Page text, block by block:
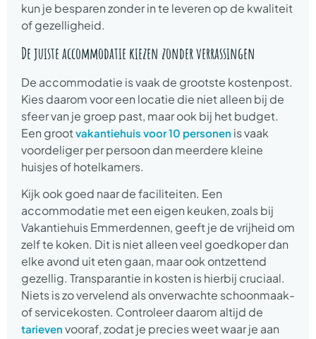
kun je besparen zonder in te leveren op de kwaliteit
of gezelligheid.
De juiste accommodatie kiezen zonder verrassingen
De accommodatie is vaak de grootste kostenpost.
Kies daarom voor een locatie die niet alleen bij de
sfeer van je groep past, maar ook bij het budget.
Een groot vakantiehuis voor 10 personen is vaak
voordeliger per persoon dan meerdere kleine
huisjes of hotelkamers.
Kijk ook goed naar de faciliteiten. Een
accommodatie met een eigen keuken, zoals bij
Vakantiehuis Emmerdennen, geeft je de vrijheid om
zelf te koken. Dit is niet alleen veel goedkoper dan
elke avond uit eten gaan, maar ook ontzettend
gezellig. Transparantie in kosten is hierbij cruciaal.
Niets is zo vervelend als onverwachte schoonmaak-
of servicekosten. Controleer daarom altijd de
tarieven vooraf, zodat je precies weet waar je aan